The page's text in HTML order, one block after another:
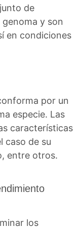
de
y son
en condiciones
por un
especie. Las
características
caso de su
entre otros.
los